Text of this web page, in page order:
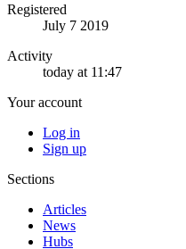
Registered
July 7 2019
Activity
today at 11:47
Your account
Log in
Sign up
Sections
Articles
News
Hubs